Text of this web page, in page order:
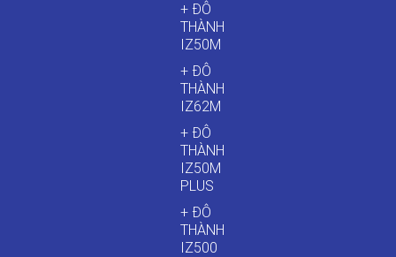
+ ĐÔ
THÀNH
IZ50M
+ ĐÔ
THÀNH
IZ62M
+ ĐÔ
THÀNH
IZ50M
PLUS
+ ĐÔ
THÀNH
IZ500